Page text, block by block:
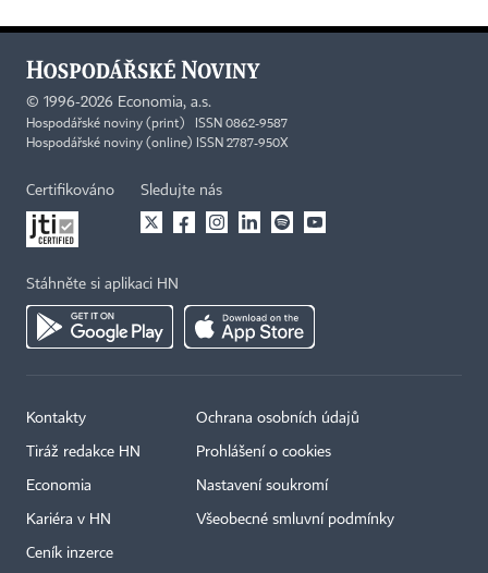
© 1996-2026 Economia, a.s.
Hospodářské noviny (print) ISSN 0862-9587
Hospodářské noviny (online) ISSN 2787-950X
Certifikováno Sledujte nás
Stáhněte si aplikaci HN
Kontakty
Tiráž redakce HN
Economia
Kariéra v HN
Ceník inzerce
Ochrana osobních údajů
Prohlášení o cookies
Nastavení soukromí
Všeobecné smluvní podmínky